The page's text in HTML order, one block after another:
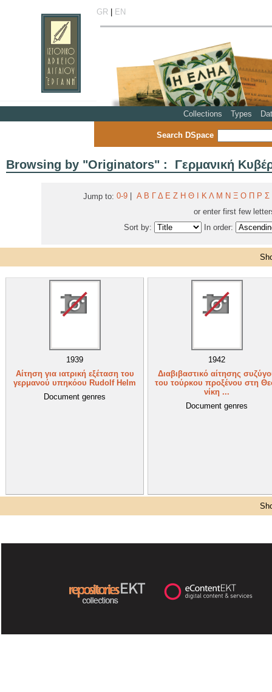
GR| EN
Collections Types
Search DSpace
Browsing by "Originators" : Γερμανική
Jump to: 0-9 Α Β Γ Δ Ε Ζ Η Θ Κ Λ Μ Ν Ξ Ο Π Ρ Σ
or enter first few
Sort by:
In order:
1939
Αίτηση για ιατρική εξέταση του
γερμανού υπηκόου Rudolf Helm
Document genres
1942
Διαβιβαστικό αίτησης
του τούρκου προξένου στη
νίκη ...
Document genres